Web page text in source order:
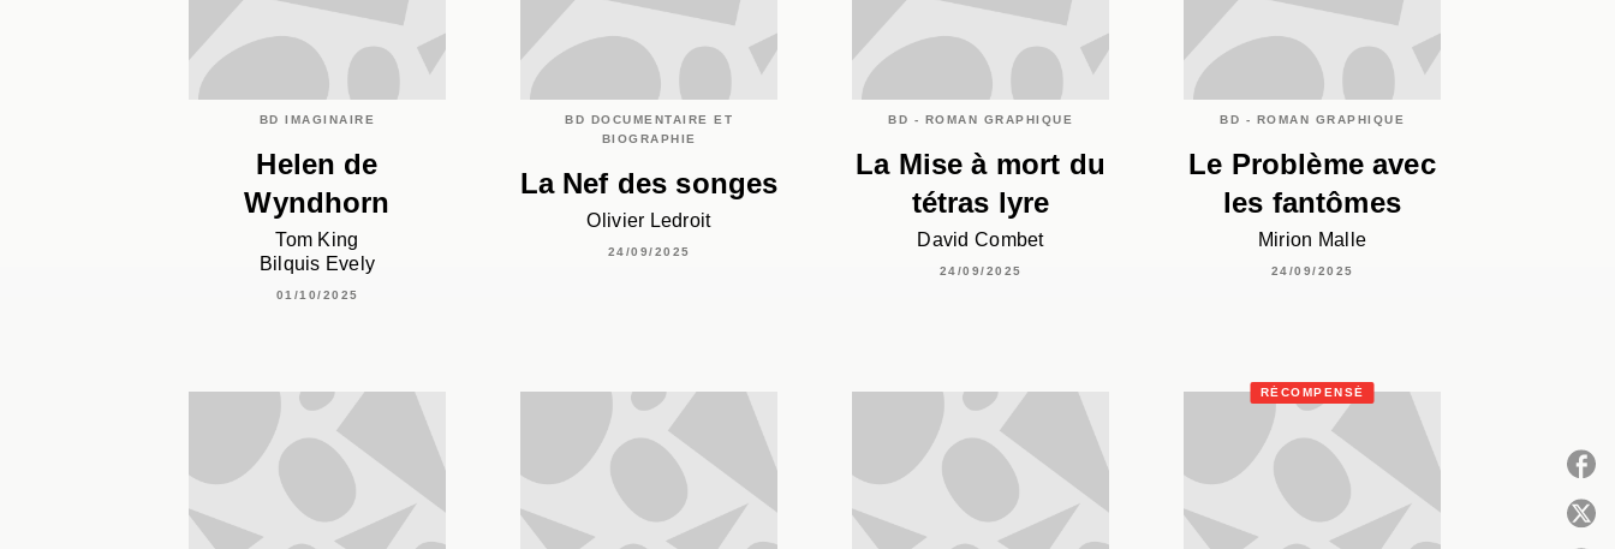
BD IMAGINAIRE
Helen de
Wyndhorn
Tom King
Bilquis Evely
01/10/2025
BD DOCUMENTAIRE ET
BIOGRAPHIE
La Nef des songes
Olivier Ledroit
24/09/2025
BD - ROMAN GRAPHIQUE
La Mise à mort du
tétras lyre
David Combet
24/09/2025
BD - ROMAN GRAPHIQUE
Le Problème avec
les fantômes
Mirion Malle
24/09/2025
RÉCOMPENSÉ